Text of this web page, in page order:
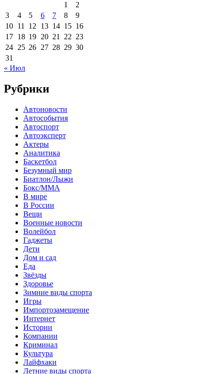
1
2
3
4 5 6 7 8
9
10 11 12 13 14 15 16
17 18 19 20 21 22 23
24 25 26 27 28 29 30
31
« Июл
Рубрики
Автоновости
Автособытия
Автоспорт
Автоэксперт
Актеры
Аналитика
Баскетбол
Безумный мир
Биатлон/Лыжи
Бокс/MMA
В мире
В России
Вещи
Военные новости
Волейбол
Гаджеты
Дети
Дом и сад
Еда
Звёзды
Здоровье
Зимние виды спорта
Игры
Импортозамещение
Интернет
Истории
Компании
Криминал
Культура
Лайфхаки
Летние виды спорта